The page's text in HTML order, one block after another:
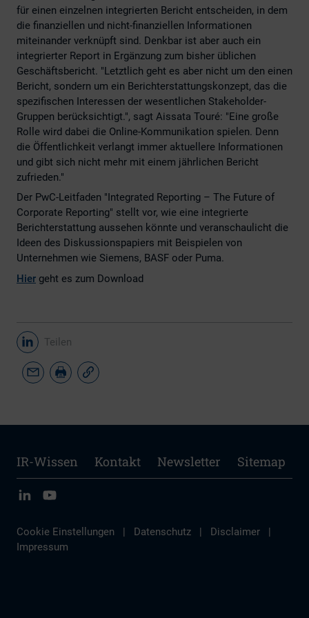
für einen einzelnen integrierten Bericht entscheiden, in dem
die finanziellen und nicht-finanziellen Informationen
miteinander verknüpft sind. Denkbar ist aber auch ein
integrierter Report in Ergänzung zum bisher üblichen
Geschäftsbericht. "Letztlich geht es aber nicht um den einen
Bericht, sondern um ein Berichterstattungskonzept, das die
spezifischen Interessen der wesentlichen Stakeholder-
Gruppen berücksichtigt.", sagt Aissata Touré: "Eine große
Rolle wird dabei die Online-Kommunikation spielen. Denn
die Öffentlichkeit verlangt immer aktuellere Informationen
und gibt sich nicht mehr mit einem jährlichen Bericht
zufrieden."
Der PwC-Leitfaden "Integrated Reporting – The Future of
Corporate Reporting" stellt vor, wie eine integrierte
Berichterstattung aussehen könnte und veranschaulicht die
Ideen des Diskussionspapiers mit Beispielen von
Unternehmen wie Siemens, BASF oder Puma.
Hier geht es zum Download
Teilen
IR-Wissen Kontakt Newsletter Sitemap
Cookie Einstellungen | Datenschutz | Disclaimer
|
Impressum